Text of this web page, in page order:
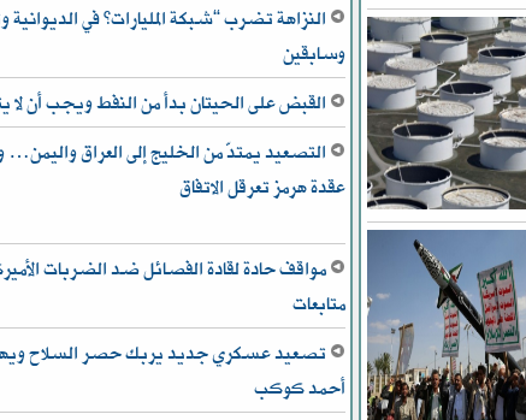
النزاهة تضرب “شبكة المليارات” في
وسابقين
القبض على الحيتان بدأ من النفط ويجب أن
التصعيد يمتدّ من الخليج إلى العراق
عقدة هرمز تعرقل الاتفاق
مواقف حادة لقادة الفصائل ضد الضربات
متابعات
تصعيد عسكري جديد يربك حصر السلاح
أحمد كوكب